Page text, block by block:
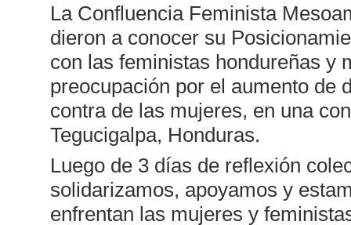
La Confluencia Feminista
dieron a conocer su
con las feministas hondureñas y
preocupación por el aumento de
contra de las mujeres, en una
Tegucigalpa, Honduras.
Luego de 3 días de reflexión
solidarizamos, apoyamos y
enfrentan las mujeres y